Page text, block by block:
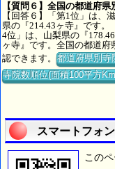
【質問６】全国の都道府
【回答６】「第1位」は、
県の『214.43ヶ寺』です
4位」は、山梨県の『
ヶ寺』です。全国の都道
認できます。都道府県別寺
寺院数順位(面積100平方
スマートフォ
この